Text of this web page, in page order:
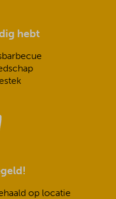
hebt
op locatie